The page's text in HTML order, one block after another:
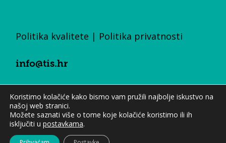
Politika kvalitete | Politika privatnosti
info@tis.hr
+385 (0)1 23 55 700
Koristimo kolačiće kako bismo vam pružili najbolje iskustvo na
našoj web stranici.
Možete saznati više o tome koje kolačiće koristimo ili ih
isključiti u postavkama.